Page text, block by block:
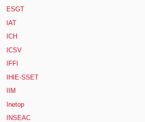
ESGT
IAT
ICH
ICSV
IFFI
IHIE-SSET
IIM
Inetop
INSEAC